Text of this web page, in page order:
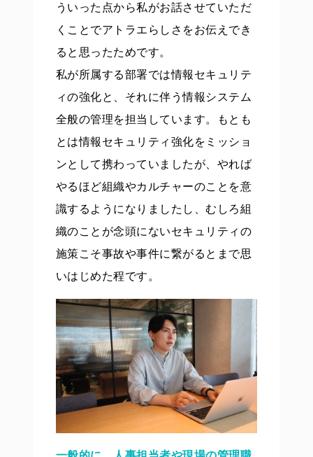
ういった点から私がお話させていただ
くことでアトラエらしさをお伝えでき
ると思ったためです。
私が所属する部署では情報セキュリテ
ィの強化と、それに伴う情報システム
全般の管理を担当しています。もとも
とは情報セキュリティ強化をミッショ
ンとして携わっていましたが、やれば
やるほど組織やカルチャーのことを意
識するようになりましたし、むしろ組
織のことが念頭にないセキュリティの
施策こそ事故や事件に繋がるとまで思
いはじめた程です。